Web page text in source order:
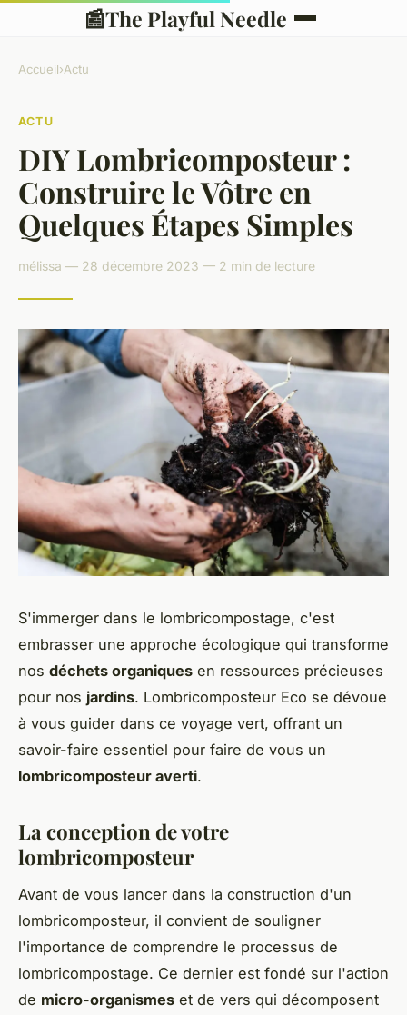
📰The Playful Needle
Accueil›Actu
ACTU
DIY Lombricomposteur :
Construire le Vôtre en
Quelques Étapes Simples
mélissa — 28 décembre 2023 — 2 min de lecture
S'immerger dans le lombricompostage, c'est
embrasser une approche écologique qui transforme
nos déchets organiques en ressources précieuses
pour nos jardins. Lombricomposteur Eco se dévoue
à vous guider dans ce voyage vert, offrant un
savoir-faire essentiel pour faire de vous un
lombricomposteur averti.
La conception de votre
lombricomposteur
Avant de vous lancer dans la construction d'un
lombricomposteur, il convient de souligner
l'importance de comprendre le processus de
lombricompostage. Ce dernier est fondé sur l'action
de micro-organismes et de vers qui décomposent